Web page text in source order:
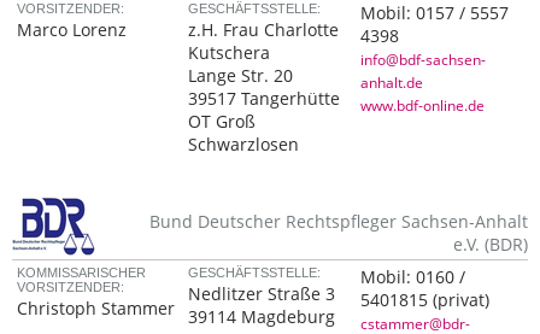
VORSITZENDER:
Marco Lorenz
GESCHÄFTSSTELLE:
z.H. Frau Charlotte
Kutschera
Lange Str. 20
39517 Tangerhütte
OT Groß
Schwarzlosen
Mobil:0157 / 5557
4398
info@bdf-sachsen-
anhalt.de
www.bdf-online.de
Bund Deutscher Rechtspfleger Sachsen-Anhalt
e.V. (BDR)
KOMMISSARISCHER
VORSITZENDER:
Christoph Stammer
GESCHÄFTSSTELLE:
Nedlitzer Straße 3
39114 Magdeburg
Mobil:0160 /
5401815(privat)
cstammer@bdr-